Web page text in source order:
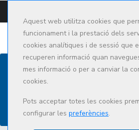
Aquest web utilitza cookies que
funcionament i la prestació dels
cookies analítiques i de sessió que
recuperen informació quan
mes informació o per a canviar la
cookies.
Pots acceptar totes les cookies
configurar les preferències.
Actualitat